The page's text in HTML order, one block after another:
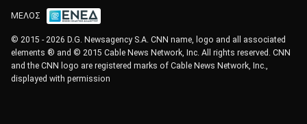
ΜΕΛΟΣ
© 2015 - 2026 D.G. Newsagency S.A. CNN name, logo and all associated
elements ® and © 2015 Cable News Network, Inc. All rights reserved. CNN
and the CNN logo are registered marks of Cable News Network, Inc.,
displayed with permission